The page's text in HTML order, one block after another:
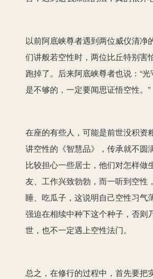
以前阿底峡尊者遇到两位威仪清净
们讲般若空性时，两位比丘特别害
跑掉了。后来阿底峡尊者也说：“
是不够的，一定要闻思证悟空性。”
在座的有些人，可能是前世没积资
讲空性的《智慧品》，传承就不圆
比较担心一些居士，他们对怎样做
友、工作兴致勃勃，而一听到空性
睡、吃瓜子，这说明自己空性习气
强迫在相续中种下这个种子，否则
世，也不一定遇上空性法门。
总之，在修行的过程中，首先要把